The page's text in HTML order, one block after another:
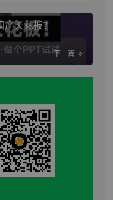
天花板？
下一篇